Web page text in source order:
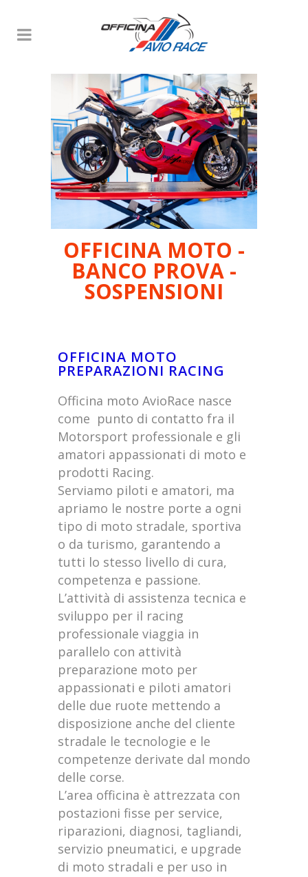
OFFICINA MOTO -
BANCO PROVA -
SOSPENSIONI
OFFICINA MOTO
PREPARAZIONI RACING
Officina moto AvioRace nasce
come punto di contatto fra il
Motorsport professionale e gli
amatori appassionati di moto e
prodotti Racing.
Serviamo piloti e amatori, ma
apriamo le nostre porte a ogni
tipo di moto stradale, sportiva
o da turismo, garantendo a
tutti lo stesso livello di cura,
competenza e passione.
L’attività di assistenza tecnica e
sviluppo per il racing
professionale viaggia in
parallelo con attività
preparazione moto per
appassionati e piloti amatori
delle due ruote mettendo a
disposizione anche del cliente
stradale le tecnologie e le
competenze derivate dal mondo
delle corse.
L’area officina è attrezzata con
postazioni fisse per service,
riparazioni, diagnosi, tagliandi,
servizio pneumatici, e upgrade
di moto stradali e per uso in